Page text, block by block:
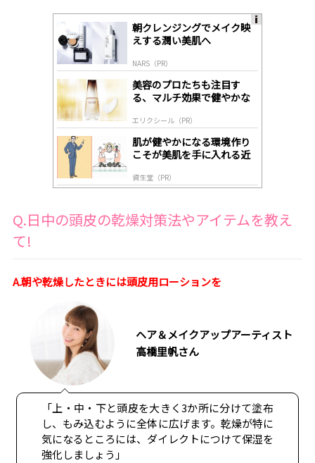
朝クレンジングでメイク映
えする潤い美肌へ
NARS（PR）
美容のプロたちも注目す
る、マルチ効果で健やかな
エリクシール（PR）
肌が健やかになる環境作り
こそが美肌を手に入れる近
資生堂（PR）
Q.日中の頭皮の乾燥対策法やアイテムを教え
て!
A.朝や乾燥したときには頭皮用ローションを
ヘア＆メイクアップアーティスト
高橋里帆さん
「上・中・下と頭皮を大きく3か所に分けて塗布
し、もみ込むように全体に広げます。乾燥が特に
気になるところには、ダイレクトにつけて保湿を
強化しましょう」